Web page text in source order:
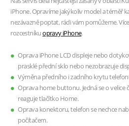
iPhone. Opravíme jakýkoliv model a téměř
nezávazně poptat, rádi vám pomůžeme.
rozcestníkuopravy iPhone.
Oprava iPhone LCD displeje nebo
prasklé přední sklo nebo nezobrazuje
Výměna předního i zadního krytu
Oprava home buttonu. Jedná se o velice
reaguje tlačítko Home.
Oprava konektoru, telefon se nechce
počítačem.